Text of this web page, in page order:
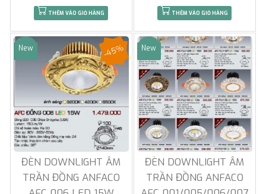
THÊM VÀO GIỎ HÀNG THÊM VÀO GIỎ HÀNG
Sale
New
ĐÈN DOWNLIGHT ÂM
TRẦN ĐỒNG ANFACO
-45% Sale
New
ĐÈN DOWNLIGHT ÂM
TRẦN ĐỒNG ANFACO